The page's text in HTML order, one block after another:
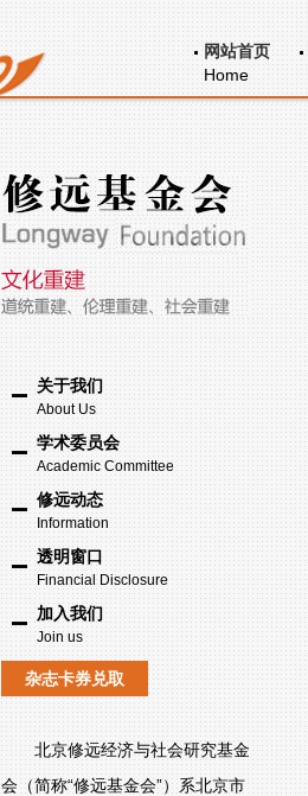
网站首页
Home
关于我们
About Us
学术委员会
Academic Committee
修远动态
Information
透明窗口
Financial Disclosure
加入我们
Join us
杂志卡券兑取
北京修远经济与社会研究基金
会（简称“修远基金会”）系北京市